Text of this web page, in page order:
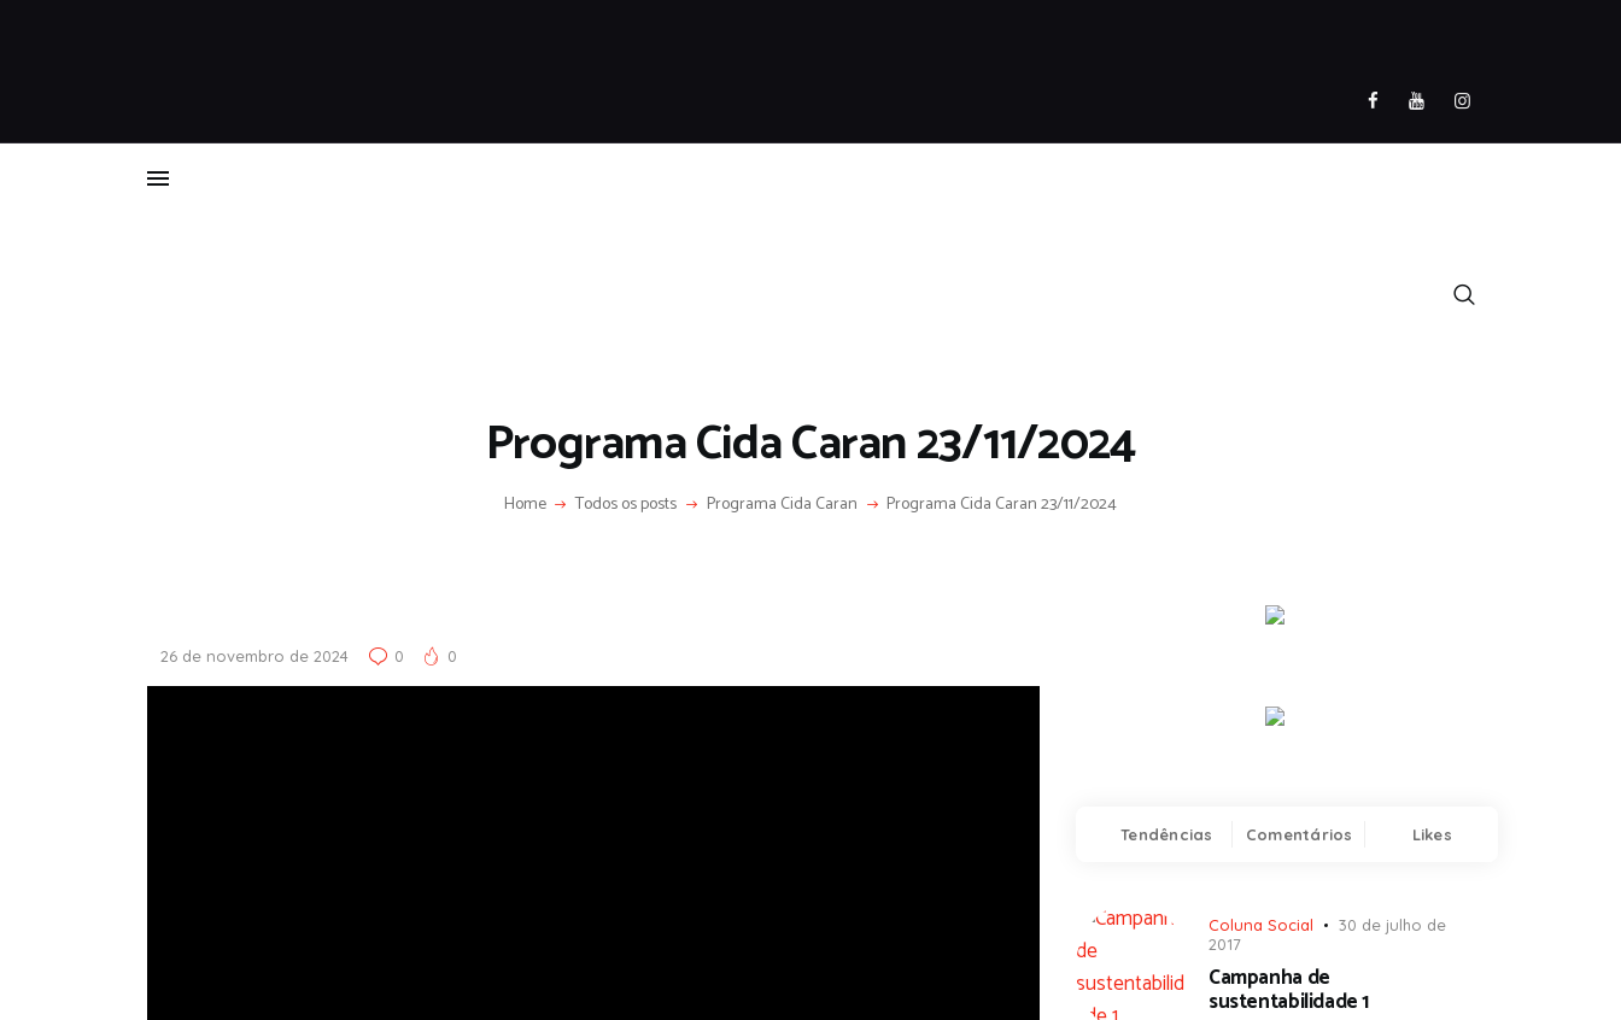
Programa Cida Caran 23/11/2024
Home Todos os posts Programa Cida Caran Programa Cida Caran 23/11/2024
26 de novembro de 2024 0 0
Tendências Comentários Likes
Coluna Social
30 de julho de
2017
Campanha de
sustentabilidade 1